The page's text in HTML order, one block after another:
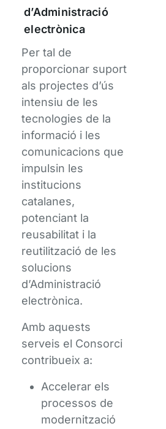
d’Administració
electrònica
Per tal de
proporcionar suport
als projectes d’ús
intensiu de les
tecnologies de la
informació i les
comunicacions que
impulsin les
institucions
catalanes,
potenciant la
reusabilitat i la
reutilització de les
solucions
d’Administració
electrònica.
Amb aquests
serveis el Consorci
contribueix a:
Accelerar els
processos de
modernització